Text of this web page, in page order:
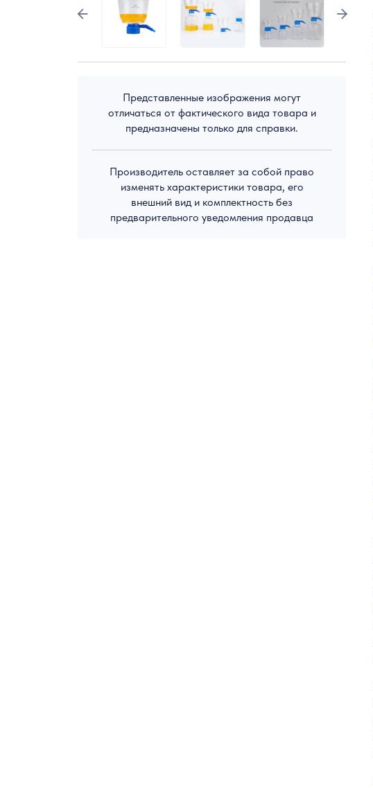
Представленные изображения могут
отличаться от фактического вида товара и
предназначены только для справки.
Производитель оставляет за собой право
изменять характеристики товара, его
внешний вид и комплектность без
предварительного уведомления продавца